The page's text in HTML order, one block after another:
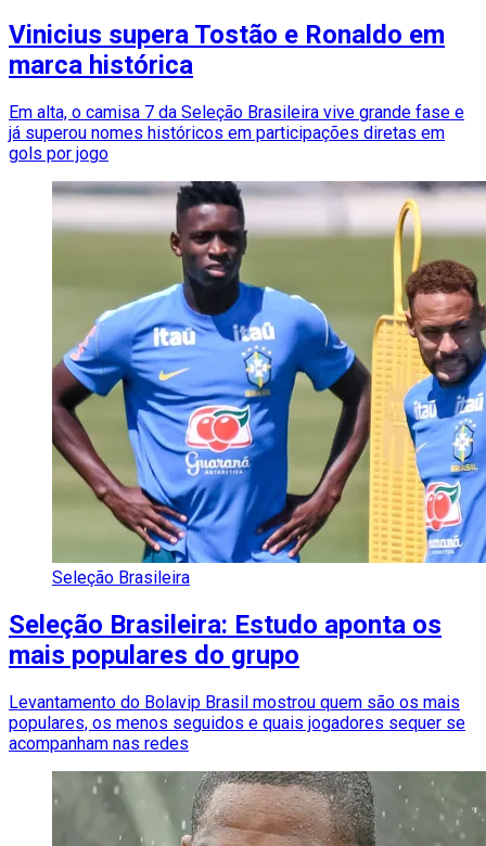
Vinicius supera Tostão e Ronaldo em
marca histórica
Em alta, o camisa 7 da Seleção Brasileira vive grande fase e
já superou nomes históricos em participações diretas em
gols por jogo
Seleção Brasileira
Seleção Brasileira: Estudo aponta os
mais populares do grupo
Levantamento do Bolavip Brasil mostrou quem são os mais
populares, os menos seguidos e quais jogadores sequer se
acompanham nas redes